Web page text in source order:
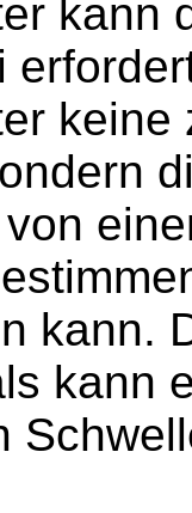
kann
kann.
kann